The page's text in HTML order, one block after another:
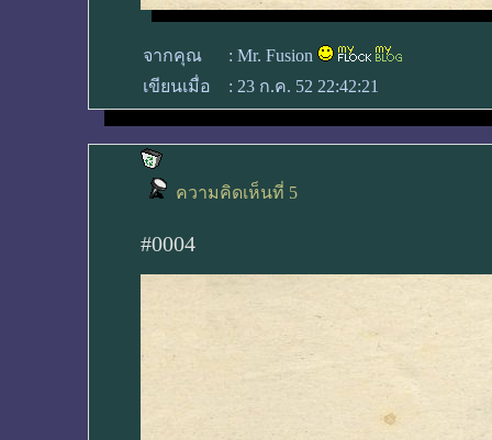
จากคุณ : Mr. Fusion
เขียนเมื่อ
: 23 ก.ค. 52 22:42:21
ความคิดเห็นที่ 5
#0004